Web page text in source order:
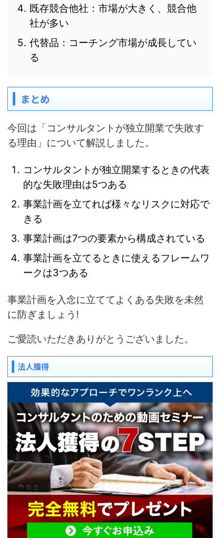
既存競合他社：市場が大きく、競合他
社が多い
代替品：コーチング市場が成長してい
る
まとめ
今回は「コンサルタントが独立開業で失敗す
る理由」について解説しました。
コンサルタントが独立開業するときの代表
的な失敗理由は5つある
事業計画を立てれば様々なリスクに対応で
きる
事業計画は7つの要素から構成されている
事業計画を立てるときに使えるフレームワ
ークは3つある
事業計画を入念に立ててよくある失敗を未然
に防ぎましょう!
ご愛読いただきありがとうございました。
法人獲得